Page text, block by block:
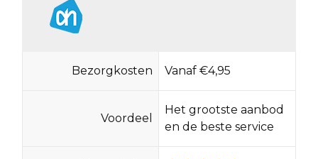
Bezorgkosten Vanaf €4,95
Voordeel
Het grootste aanbod
en de beste service